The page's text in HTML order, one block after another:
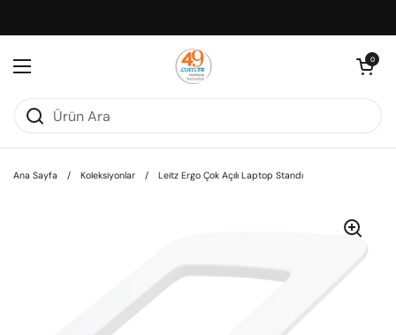
Menüyü aç
Sepeti aç
0
Ana Sayfa / Koleksiyonlar / Leitz Ergo Çok Açılı Laptop Standı